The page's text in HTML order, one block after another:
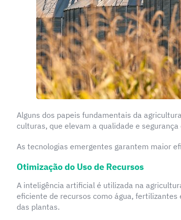
Alguns dos papeis fundamentais da
culturas, que elevam a qualidade e
As tecnologias emergentes garantem maior
Otimização do Uso de Recursos
A inteligência artificial é utilizada na
eficiente de recursos como água, fertilizantes
das plantas.